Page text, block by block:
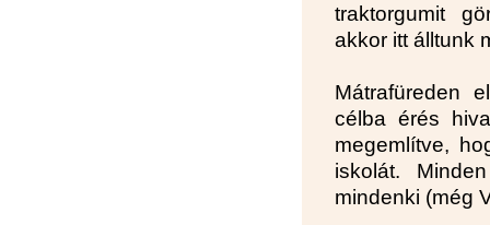
traktorgumit
akkor itt álltunk
Mátrafüreden
célba érés
megemlítve,
iskolát.
mindenki (még